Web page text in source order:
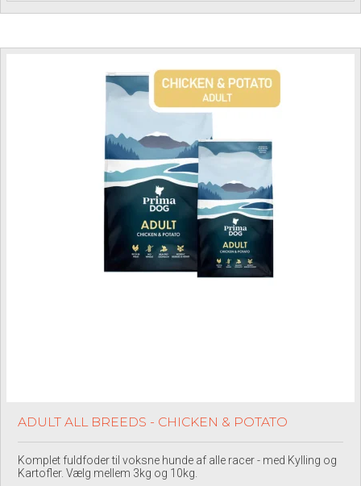
ADULT ALL BREEDS - CHICKEN & POTATO
Komplet fuldfoder til voksne hunde af alle racer - med Kylling og
Kartofler. Vælg mellem 3kg og 10kg.